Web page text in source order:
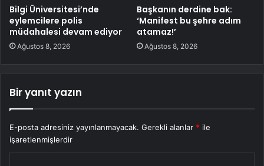
Bilgi Üniversitesi’nde
eylemcilere polis
müdahalesi devam ediyor
Ağustos 8, 2026
Başkanın derdine bak:
‘Manifest bu şehre adım
atamaz!’
Ağustos 8, 2026
Bir yanıt yazın
E-posta adresiniz yayınlanmayacak. Gerekli alanlar * ile
işaretlenmişlerdir